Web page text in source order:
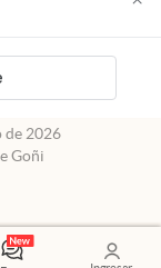
S.A Registro de
de 2026
Goñi